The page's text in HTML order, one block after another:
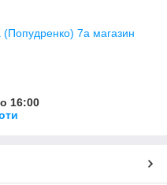
7а магазин
16:00